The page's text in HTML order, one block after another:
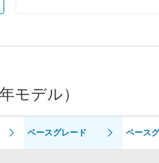
モデル）
ベースグレード ベース